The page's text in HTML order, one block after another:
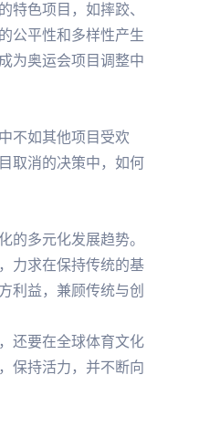
色项目，如摔跤、
公平性和多样性产生
为奥运会项目调整中
不如其他项目受欢
取消的决策中，如何
多元化发展趋势。
力求在保持传统的基
利益，兼顾传统与创
还要在全球体育文化
保持活力，并不断向